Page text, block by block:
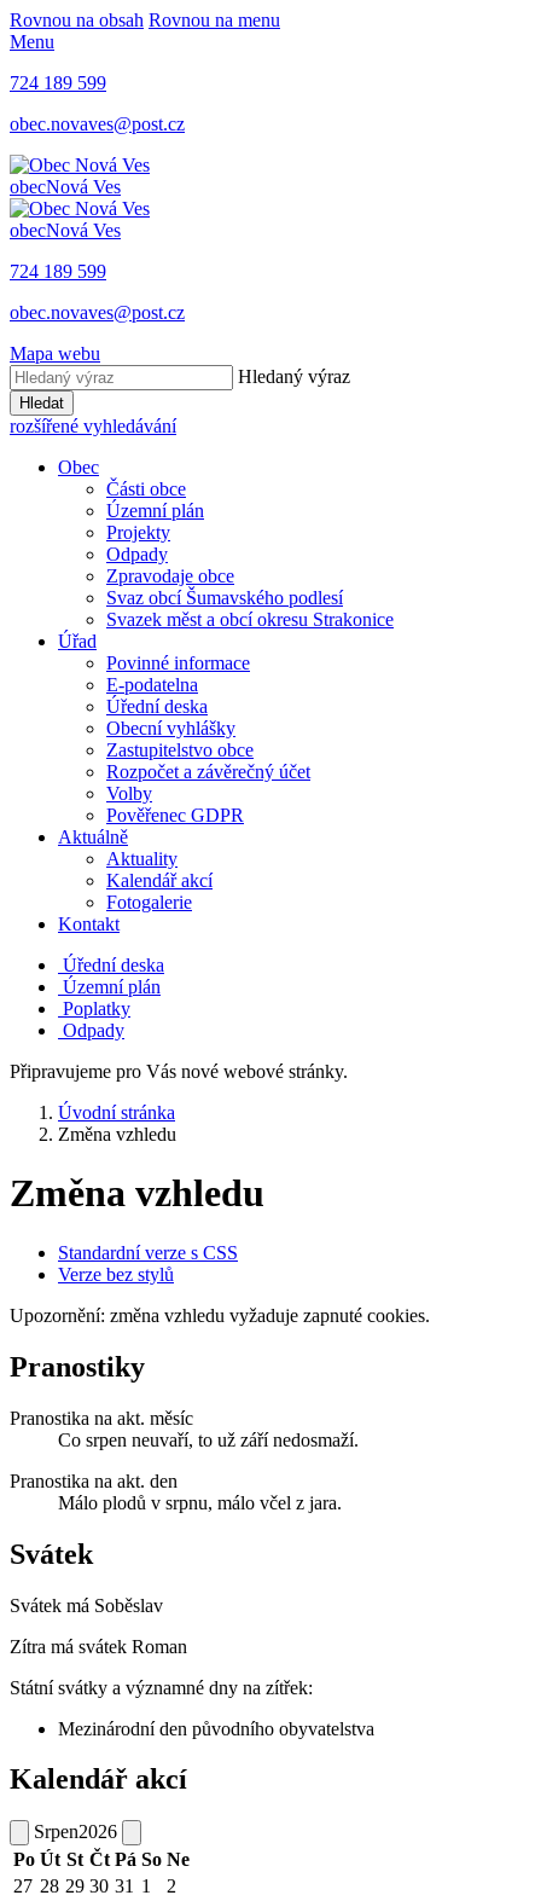
Rovnou na obsah Rovnou na menu
Menu
724 189 599
obec.novaves@post.cz
obecNová Ves
obecNová Ves
724 189 599
obec.novaves@post.cz
Mapa webu
Hledaný výraz
Hledat
rozšířené vyhledávání
Obec
Části obce
Územní plán
Projekty
Odpady
Zpravodaje obce
Svaz obcí Šumavského podlesí
Svazek měst a obcí okresu Strakonice
Úřad
Povinné informace
E-podatelna
Úřední deska
Obecní vyhlášky
Zastupitelstvo obce
Rozpočet a závěrečný účet
Volby
Pověřenec GDPR
Aktuálně
Aktuality
Kalendář akcí
Fotogalerie
Kontakt
Úřední deska
Územní plán
Poplatky
Odpady
Připravujeme pro Vás nové webové stránky.
Úvodní stránka
Změna vzhledu
Změna vzhledu
Standardní verze s CSS
Verze bez stylů
Upozornění: změna vzhledu vyžaduje zapnuté cookies.
Pranostiky
Pranostika na akt. měsíc
Co srpen neuvaří, to už září nedosmaží.
Pranostika na akt. den
Málo plodů v srpnu, málo včel z jara.
Svátek
Svátek má Soběslav
Zítra má svátek Roman
Státní svátky a významné dny na zítřek:
Mezinárodní den původního obyvatelstva
Kalendář akcí
Srpen2026
Po Út St Čt Pá So Ne
27 28 29 30 31 1
2